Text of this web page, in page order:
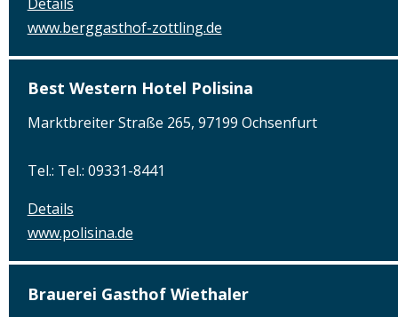
www.berggasthof-zottling.de
Best Western Hotel Polisina
Marktbreiter Straße 265, 97199 Ochsenfurt
Tel.: Tel.: 09331-8441
Details
www.polisina.de
Brauerei Gasthof Wiethaler